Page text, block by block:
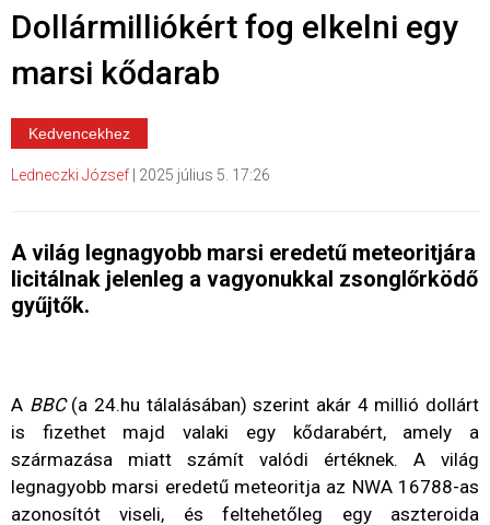
Dollármilliókért fog elkelni egy
marsi kődarab
Kedvencekhez
Ledneczki József 2025 július 5. 17:26
A világ legnagyobb marsi eredetű meteoritjára
licitálnak jelenleg a vagyonukkal zsonglőrködő
gyűjtők.
A BBC(a 24.hu tálalásában) szerint akár 4 millió dollárt
is fizethet majd valaki egy kődarabért, amely a
származása miatt számít valódi értéknek. A világ
legnagyobb marsi eredetű meteoritja az NWA 16788-as
azonosítót viseli, és feltehetőleg egy aszteroida